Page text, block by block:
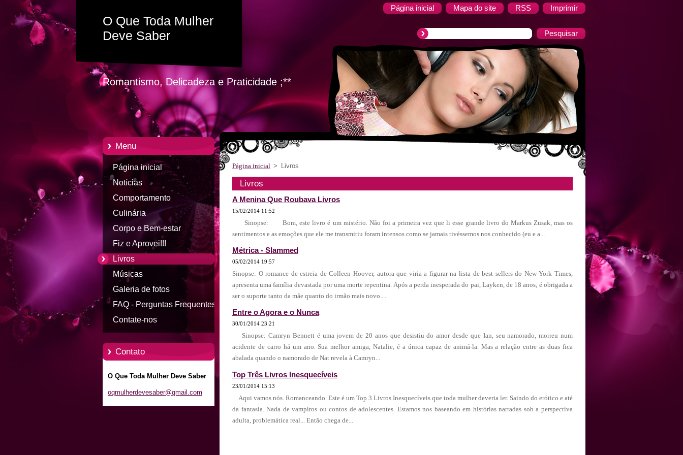
Página inicial Mapa do site RSS Imprimir
O Que Toda Mulher
Deve Saber
Romantismo, Delicadeza e Praticidade ;**
Menu
Página inicial
Notícias
Comportamento
Culinária
Corpo e Bem-estar
Fiz e Aprovei!!!
Livros
Músicas
Galeria de fotos
FAQ - Perguntas Frequentes
Contate-nos
Contato
O Que Toda Mulher Deve Saber
oqmulherdevesaber@gmail.com
Página inicial > Livros
Livros
A Menina Que Roubava Livros
15/02/2014 11:52
Sinopse: Bom, este livro é um mistério. Não foi a primeira vez que li esse grande livro do Markus Zusak, mas os
sentimentos e as emoções que ele me transmitiu foram intensos como se jamais tivéssemos nos conhecido (eu e a...
Métrica - Slammed
05/02/2014 19:57
Sinopse: O romance de estreia de Colleen Hoover, autora que viria a figurar na lista de best sellers do New York Times,
apresenta uma família devastada por uma morte repentina. Após a perda inesperada do pai, Layken, de 18 anos, é obrigada a
ser o suporte tanto da mãe quanto do irmão mais novo....
Entre o Agora e o Nunca
30/01/2014 23:21
Sinopse: Camryn Bennett é uma jovem de 20 anos que desistiu do amor desde que Ian, seu namorado, morreu num
acidente de carro há um ano. Sua melhor amiga, Natalie, é a única capaz de animá-la. Mas a relação entre as duas fica
abalada quando o namorado de Nat revela à Camryn...
Top Três Livros Inesquecíveis
23/01/2014 15:13
Aqui vamos nós. Romanceando. Este é um Top 3 Livros Inesquecíveis que toda mulher deveria ler. Saindo do erótico e até
da fantasia. Nada de vampiros ou contos de adolescentes. Estamos nos baseando em histórias narradas sob a perspectiva
adulta, problemática real... Então chega de...